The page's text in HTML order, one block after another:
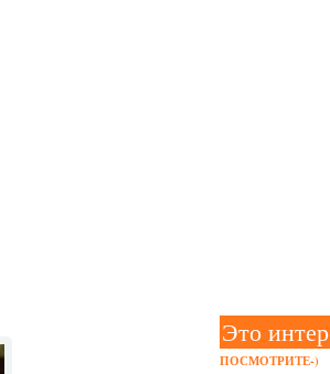
Это
ПОСМОТРИТЕ-)